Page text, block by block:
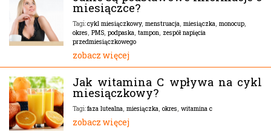
miesiączce?
Tagi:cykl miesiączkowy, menstruacja, miesiączka, monocup,
okres, PMS, podpaska, tampon, zespół napięcia
przedmiesiączkowego
zobacz więcej
Jak witamina C wpływa na cykl
miesiączkowy?
Tagi:faza lutealna, miesiączka, okres, witamina c
zobacz więcej